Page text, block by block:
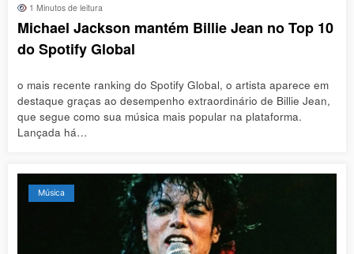
1 Minutos de leitura
Michael Jackson mantém Billie Jean no Top 10
do Spotify Global
o mais recente ranking do Spotify Global, o artista aparece em
destaque graças ao desempenho extraordinário de Billie Jean,
que segue como sua música mais popular na plataforma.
Lançada há…
Música